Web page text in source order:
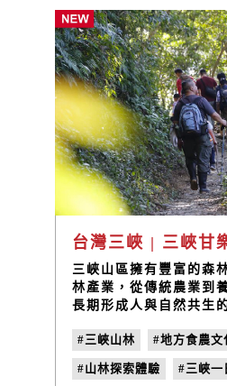
台灣三峽 | 三峽甘
三峽山區擁有豐富的森
林產業，從傳統農業到
長期形成人與自然共生
體驗、小農產業與山林
不同角度理解森林環境
關係。透過從樹上觀察
#三峽山林 #地方食農文
#山林探索體驗 #三峽一